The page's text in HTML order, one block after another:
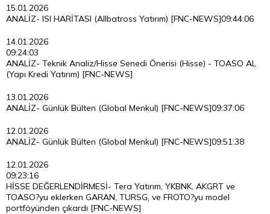
15.01.2026
09:44:06
ANALİZ- ISI HARİTASI (Allbatross Yatırım) [FNC-NEWS]
14.01.2026
09:24:03
ANALİZ- Teknik Analiz/Hisse Senedi Önerisi (Hisse) - TOASO AL
(Yapı Kredi Yatırım) [FNC-NEWS]
13.01.2026
09:37:06
ANALİZ- Günlük Bülten (Global Menkul) [FNC-NEWS]
12.01.2026
09:51:38
ANALİZ- Günlük Bülten (Global Menkul) [FNC-NEWS]
12.01.2026
09:23:16
HİSSE DEĞERLENDİRMESİ- Tera Yatırım, YKBNK, AKGRT ve
TOASO?yu eklerken GARAN, TURSG, ve FROTO?yu model
portföyünden çıkardı [FNC-NEWS]